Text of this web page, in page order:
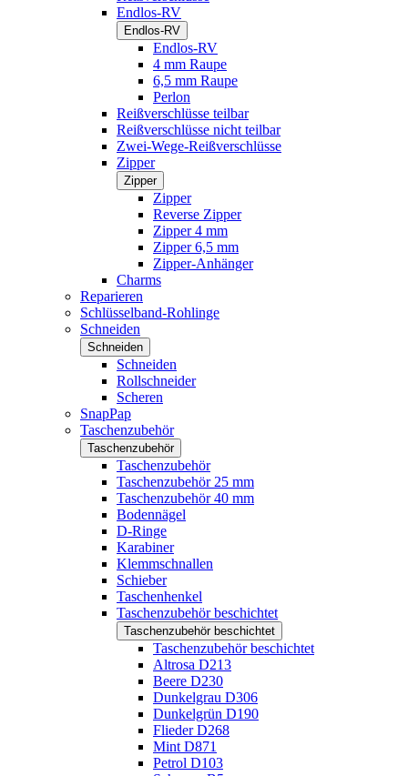
Endlos-RV
Endlos-RV
Endlos-RV
4 mm Raupe
6,5 mm Raupe
Perlon
Reißverschlüsse teilbar
Reißverschlüsse nicht teilbar
Zwei-Wege-Reißverschlüsse
Zipper
Zipper
Zipper
Reverse Zipper
Zipper 4 mm
Zipper 6,5 mm
Zipper-Anhänger
Charms
Reparieren
Schlüsselband-Rohlinge
Schneiden
Schneiden
Schneiden
Rollschneider
Scheren
SnapPap
Taschenzubehör
Taschenzubehör
Taschenzubehör
Taschenzubehör 25 mm
Taschenzubehör 40 mm
Bodennägel
D-Ringe
Karabiner
Klemmschnallen
Schieber
Taschenhenkel
Taschenzubehör beschichtet
Taschenzubehör beschichtet
Taschenzubehör beschichtet
Altrosa D213
Beere D230
Dunkelgrau D306
Dunkelgrün D190
Flieder D268
Mint D871
Petrol D103